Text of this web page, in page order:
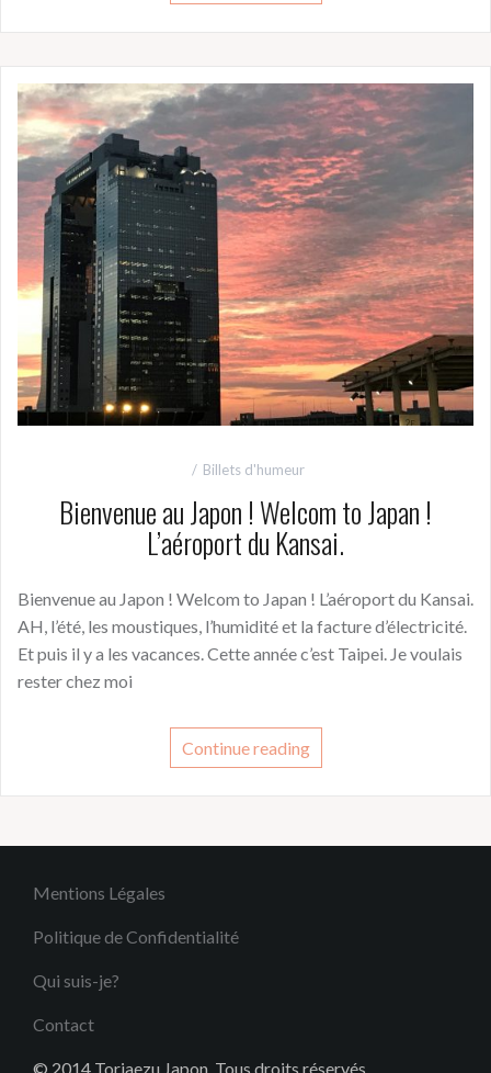
Billets d'humeur
Bienvenue au Japon ! Welcom to Japan !
L’aéroport du Kansai.
Bienvenue au Japon ! Welcom to Japan ! L’aéroport du Kansai.
AH, l’été, les moustiques, l’humidité et la facture d’électricité.
Et puis il y a les vacances. Cette année c’est Taipei. Je voulais
rester chez moi
Continue reading
Mentions Légales
Politique de Confidentialité
Qui suis-je?
Contact
© 2014 Toriaezu Japon. Tous droits réservés.